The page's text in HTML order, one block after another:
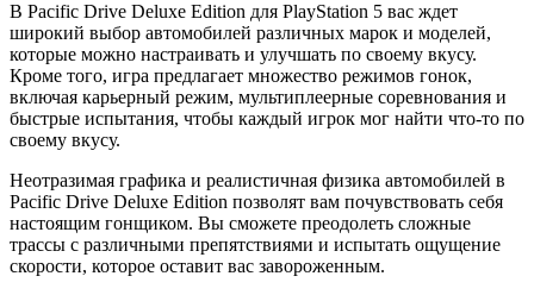
В Pacific Drive Deluxe Edition для PlayStation 5 вас ждет
широкий выбор автомобилей различных марок и моделей,
которые можно настраивать и улучшать по своему вкусу.
Кроме того, игра предлагает множество режимов гонок,
включая карьерный режим, мультиплеерные соревнования и
быстрые испытания, чтобы каждый игрок мог найти что-то по
своему вкусу.
Неотразимая графика и реалистичная физика автомобилей в
Pacific Drive Deluxe Edition позволят вам почувствовать себя
настоящим гонщиком. Вы сможете преодолеть сложные
трассы с различными препятствиями и испытать ощущение
скорости, которое оставит вас завороженным.